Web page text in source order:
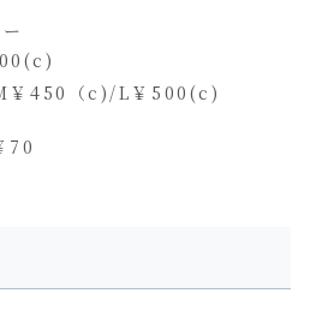
ー
￥450（c)/L￥500(c)
70